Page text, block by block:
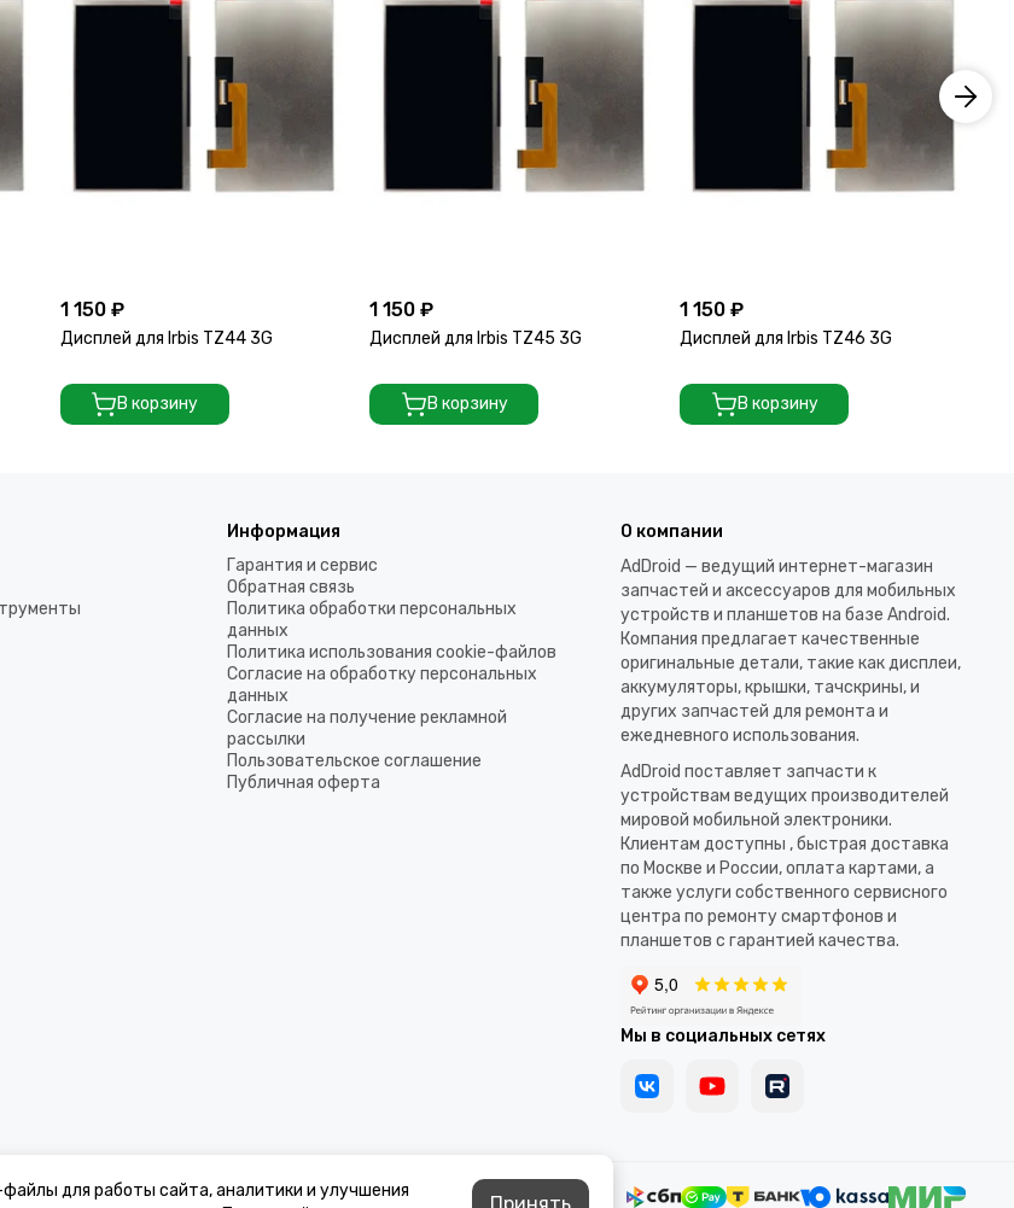
1 150 ₽
Дисплей для Irbis TZ44 3G
В корзину
1 150 ₽
Дисплей для Irbis TZ45 3G
В корзину
1 150 ₽
Дисплей для Irbis TZ46 3G
В корзину
Информация
Гарантия и сервис
Обратная связь
Политика обработки персональных
данных
Политика использования cookie-файлов
Согласие на обработку персональных
данных
Согласие на получение рекламной
рассылки
Пользовательское соглашение
Публичная оферта
О компании
AdDroid — ведущий интернет-магазин
запчастей и аксессуаров для мобильных
устройств и планшетов на базе Android.
Компания предлагает качественные
оригинальные детали, такие как дисплеи,
аккумуляторы, крышки, тачскрины, и
других запчастей для ремонта и
ежедневного использования.​
AdDroid поставляет запчасти к
устройствам ведущих производителей
мировой мобильной электроники.
Клиентам доступны , быстрая доставка
по Москве и России, оплата картами, а
также услуги собственного сервисного
центра по ремонту смартфонов и
планшетов с гарантией качества.
Мы в социальных сетях
для работы сайта, аналитики и улучшения